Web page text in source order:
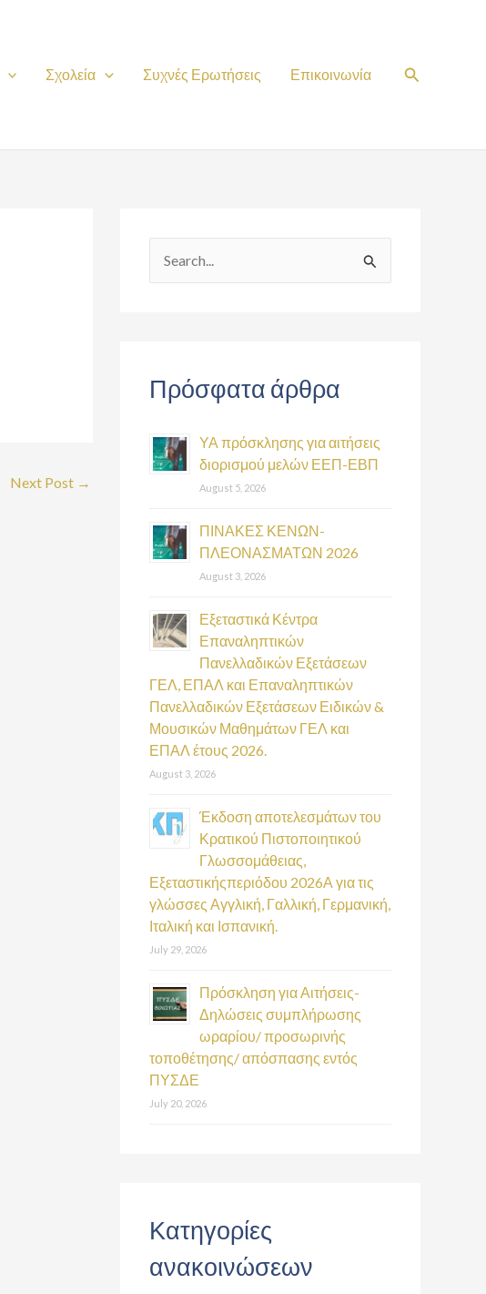
Σχολεία Συχνές Ερωτήσεις Επικοινωνία Search
Next Post →
c
f
o
Πρόσφατα άρθρα
ΥΑ πρόσκλησης για αιτήσεις
διορισμού μελών ΕΕΠ-ΕΒΠ
August 5, 2026
ΠΙΝΑΚΕΣ ΚΕΝΩΝ-
ΠΛΕΟΝΑΣΜΑΤΩΝ 2026
August 3, 2026
Εξεταστικά Κέντρα
Επαναληπτικών
Πανελλαδικών Εξετάσεων
ΓΕΛ, ΕΠΑΛ και Επαναληπτικών
Πανελλαδικών Εξετάσεων Ειδικών &
Μουσικών Μαθημάτων ΓΕΛ και
ΕΠΑΛ έτους 2026.
August 3, 2026
Έκδοση αποτελεσμάτων του
Κρατικού Πιστοποιητικού
Γλωσσομάθειας,
Εξεταστικήςπεριόδου 2026Α για τις
γλώσσες Αγγλική, Γαλλική, Γερμανική,
Ιταλική και Ισπανική.
July 29, 2026
Πρόσκληση για Αιτήσεις-
Δηλώσεις συμπλήρωσης
ωραρίου/ προσωρινής
τοποθέτησης/ απόσπασης εντός
ΠΥΣΔΕ
July 20, 2026
Κατηγορίες
ανακοινώσεων